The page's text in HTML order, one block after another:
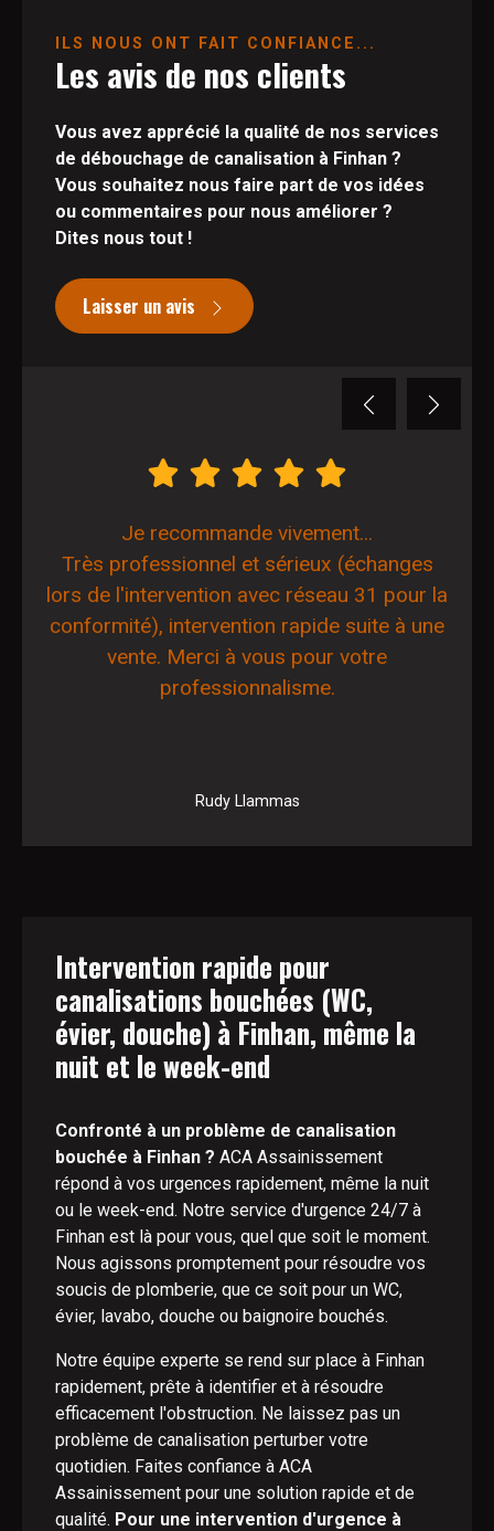
ILS NOUS ONT FAIT CONFIANCE...
Les avis de nos clients
Vous avez apprécié la qualité de nos services
de débouchage de canalisation à Finhan ?
Vous souhaitez nous faire part de vos idées
ou commentaires pour nous améliorer ?
Dites nous tout !
Laisser un avis
Previous
Next
Je recommande vivement...
Très professionnel et sérieux (échanges
lors de l'intervention avec réseau 31 pour la
conformité), intervention rapide suite à une
vente. Merci à vous pour votre
professionnalisme.
Rudy Llammas
Intervention rapide pour
canalisations bouchées (WC,
évier, douche) à Finhan, même la
nuit et le week-end
Confronté à un problème de canalisation
bouchée à Finhan ? ACA Assainissement
répond à vos urgences rapidement, même la nuit
ou le week-end. Notre service d'urgence 24/7 à
Finhan est là pour vous, quel que soit le moment.
Nous agissons promptement pour résoudre vos
soucis de plomberie, que ce soit pour un WC,
évier, lavabo, douche ou baignoire bouchés.
Notre équipe experte se rend sur place à Finhan
rapidement, prête à identifier et à résoudre
efficacement l'obstruction. Ne laissez pas un
problème de canalisation perturber votre
quotidien. Faites confiance à ACA
Assainissement pour une solution rapide et de
qualité. Pour une intervention d'urgence à